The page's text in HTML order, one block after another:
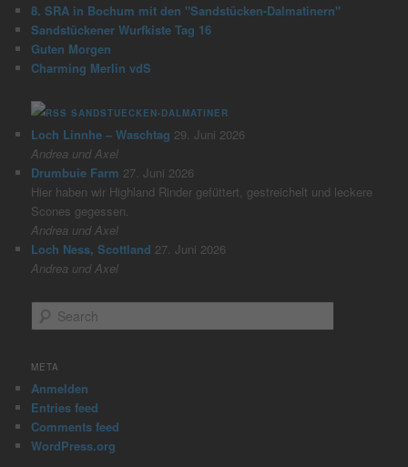
8. SRA in Bochum mit den "Sandstücken-Dalmatinern"
Sandstückener Wurfkiste Tag 16
Guten Morgen
Charming Merlin vdS
SANDSTUECKEN-DALMATINER
Loch Linnhe – Waschtag 29. Juni 2026
Andrea und Axel
Drumbuie Farm 27. Juni 2026
Hier haben wir Highland Rinder gefüttert, gestreichelt und leckere
Scones gegessen.
Andrea und Axel
Loch Ness, Scottland 27. Juni 2026
Andrea und Axel
e
r
h
META
Anmelden
Entries feed
Comments feed
WordPress.org